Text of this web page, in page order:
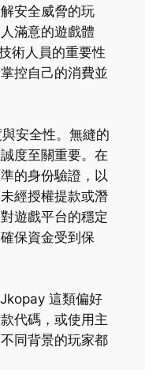
安全威脅的玩
滿意的遊戲體
術人員的重要性
控自己的消費並
安全性。無縫的
度至關重要。在
的身份驗證，以
經授權提款或潛
遊戲平台的穩定
保資金受到保
這類偏好
代碼，或使用主
同背景的玩家都